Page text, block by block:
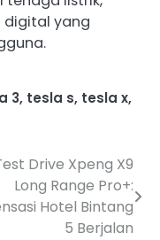
yang
3, tesla s, tesla x,
Drive Xpeng X9
Long Range Pro+:
Hotel Bintang
5 Berjalan